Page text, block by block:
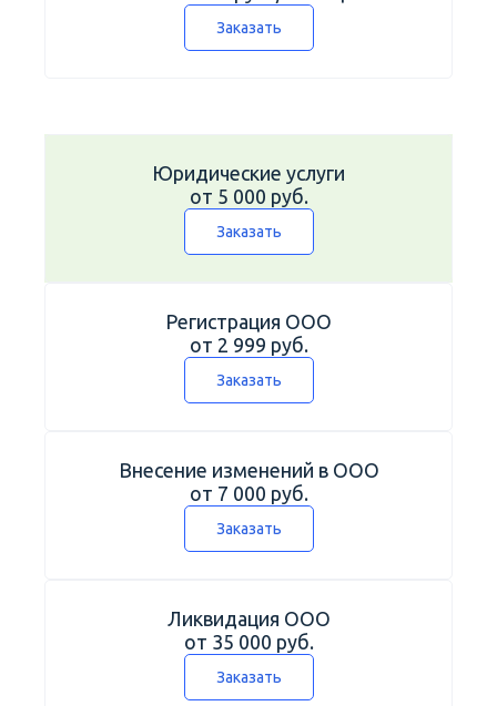
Заказать
Юридические услуги
от 5 000 руб.
Заказать
Регистрация ООО
от 2 999 руб.
Заказать
Внесение изменений в ООО
от 7 000 руб.
Заказать
Ликвидация ООО
от 35 000 руб.
Заказать